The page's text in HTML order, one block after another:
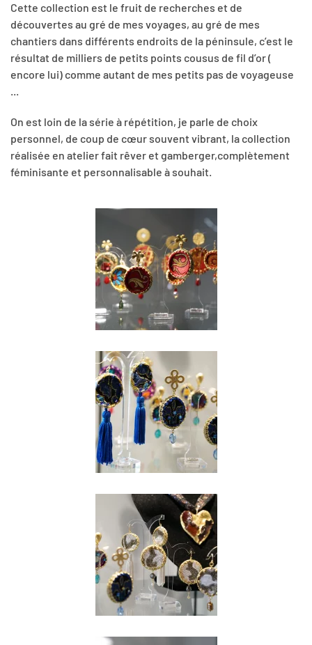
Cette collection est le fruit de recherches et de
découvertes au gré de mes voyages, au gré de mes
chantiers dans différents endroits de la péninsule, c’est le
résultat de milliers de petits points cousus de fil d’or (
encore lui) comme autant de mes petits pas de voyageuse
...
On est loin de la série à répétition, je parle de choix
personnel, de coup de cœur souvent vibrant, la collection
réalisée en atelier fait rêver et gamberger,complètement
féminisante et personnalisable à souhait.